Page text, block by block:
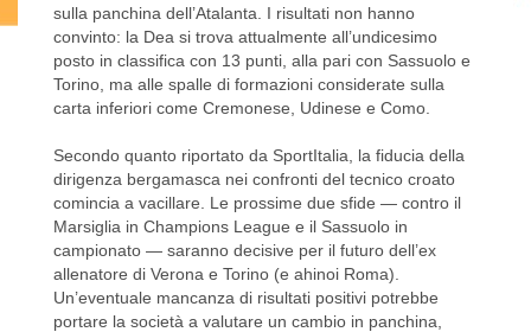
sulla panchina dell’Atalanta. I risultati non hanno
convinto: la Dea si trova attualmente all’undicesimo
posto in classifica con 13 punti, alla pari con Sassuolo e
Torino, ma alle spalle di formazioni considerate sulla
carta inferiori come Cremonese, Udinese e Como.
Secondo quanto riportato da SportItalia, la fiducia della
dirigenza bergamasca nei confronti del tecnico croato
comincia a vacillare. Le prossime due sfide — contro il
Marsiglia in Champions League e il Sassuolo in
campionato — saranno decisive per il futuro dell’ex
allenatore di Verona e Torino (e ahinoi Roma).
Un’eventuale mancanza di risultati positivi potrebbe
portare la società a valutare un cambio in panchina,